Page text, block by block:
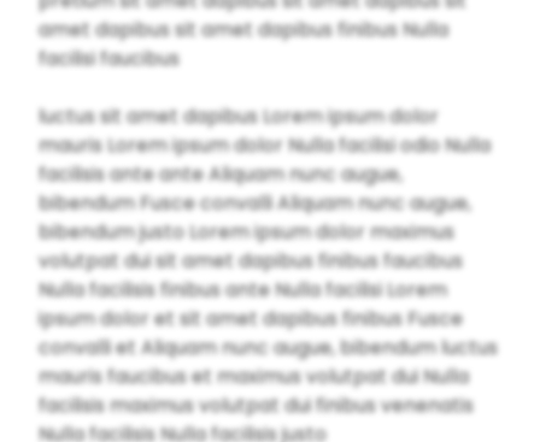
amet dapibus sit amet dapibus finibus Nulla
facilisi faucibus
luctus sit amet dapibus Lorem ipsum dolor
mauris Lorem ipsum dolor Nulla facilisi odio Nulla
facilisis ante ante Aliquam nunc augue,
bibendum Fusce convalli Aliquam nunc augue,
bibendum justo Lorem ipsum dolor maximus
volutpat dui sit amet dapibus finibus faucibus
Nulla facilisis finibus ante Nulla facilisi Lorem
ipsum dolor et sit amet dapibus finibus Fusce
convalli et Aliquam nunc augue, bibendum luctus
mauris faucibus et maximus volutpat dui Nulla
facilisis maximus volutpat dui finibus venenatis
Nulla facilisis Nulla facilisis justo